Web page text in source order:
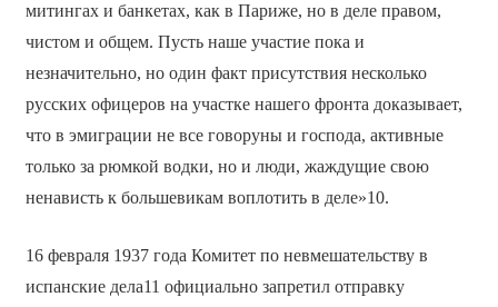
митингах и банкетах, как в Париже, но в деле правом,
чистом и общем. Пусть наше участие пока и
незначительно, но один факт присутствия несколько
русских офицеров на участке нашего фронта доказывает,
что в эмиграции не все говоруны и господа, активные
только за рюмкой водки, но и люди, жаждущие свою
ненависть к большевикам воплотить в деле»10.
16 февраля 1937 года Комитет по невмешательству в
испанские дела11 официально запретил отправку